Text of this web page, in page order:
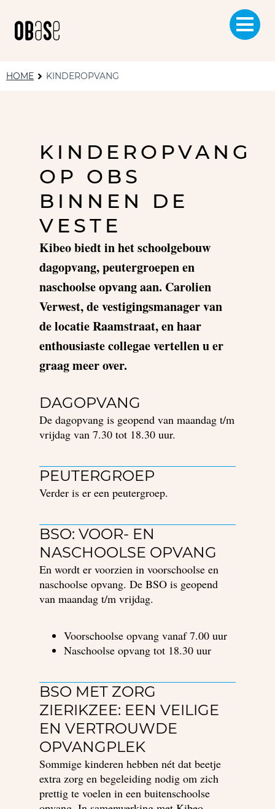
HOME KINDEROPVANG
KINDEROPVANG
OP OBS
BINNEN DE
VESTE
Kibeo biedt in het schoolgebouw
dagopvang, peutergroepen en
naschoolse opvang aan. Carolien
Verwest, de vestigingsmanager van
de locatie Raamstraat, en haar
enthousiaste collegae vertellen u er
graag meer over.
DAGOPVANG
De dagopvang is geopend van maandag t/m
vrijdag van 7.30 tot 18.30 uur.
PEUTERGROEP
Verder is er een peutergroep.
BSO: VOOR- EN
NASCHOOLSE OPVANG
En wordt er voorzien in voorschoolse en
naschoolse opvang. De BSO is geopend
van maandag t/m vrijdag.
Voorschoolse opvang vanaf 7.00 uur
Naschoolse opvang tot 18.30 uur
BSO MET ZORG
ZIERIKZEE: EEN VEILIGE
EN VERTROUWDE
OPVANGPLEK
Sommige kinderen hebben nét dat beetje
extra zorg en begeleiding nodig om zich
prettig te voelen in een buitenschoolse